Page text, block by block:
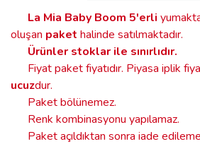
La Mia Baby Boom 5'erli
oluşan paket halinde satılmaktadır.
Ürünler stoklar ile sınırlıdır.
Fiyat paket fiyatıdır. Piyasa iplik
ucuzdur.
Paket bölünemez.
Renk kombinasyonu yapılamaz.
Paket açıldıktan sonra iade